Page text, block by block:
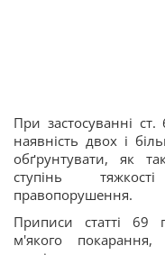
При застосуванні
наявність двох і
обґрунтувати, як
ступінь
правопорушення.
Приписи статті 69
м'якого